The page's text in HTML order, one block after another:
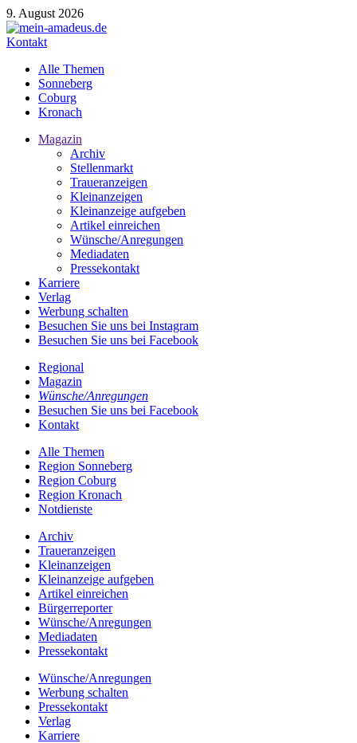
9. August 2026
Kontakt
Alle Themen
Sonneberg
Coburg
Kronach
Magazin
Archiv
Stellenmarkt
Traueranzeigen
Kleinanzeigen
Kleinanzeige aufgeben
Artikel einreichen
Wünsche/Anregungen
Mediadaten
Pressekontakt
Karriere
Verlag
Werbung schalten
Besuchen Sie uns bei Instagram
Besuchen Sie uns bei Facebook
Regional
Magazin
Wünsche/Anregungen
Besuchen Sie uns bei Facebook
Kontakt
Alle Themen
Region Sonneberg
Region Coburg
Region Kronach
Notdienste
Archiv
Traueranzeigen
Kleinanzeigen
Kleinanzeige aufgeben
Artikel einreichen
Bürgerreporter
Wünsche/Anregungen
Mediadaten
Pressekontakt
Wünsche/Anregungen
Werbung schalten
Pressekontakt
Verlag
Karriere